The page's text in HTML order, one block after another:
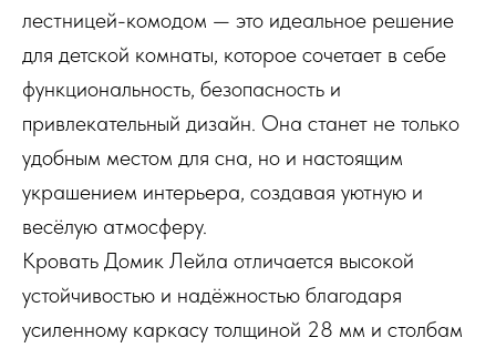
лестницей-комодом — это идеальное решение
для детской комнаты, которое сочетает в себе
функциональность, безопасность и
привлекательный дизайн. Она станет не только
удобным местом для сна, но и настоящим
украшением интерьера, создавая уютную и
весёлую атмосферу.
Кровать Домик Лейла отличается высокой
устойчивостью и надёжностью благодаря
усиленному каркасу толщиной 28 мм и столбам